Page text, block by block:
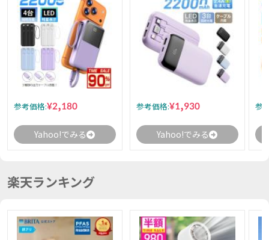
参考価格:¥2,180
Yahoo!でみる
参考価格:¥1,930
Yahoo!でみる
参
楽天ランキング